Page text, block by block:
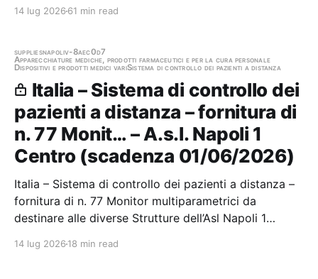
a carico dell’Impresa. Servizio triennale 2026-2029
Territoriale…
14 lug 2026 61 min read
suppliesnapoliv-8aec0d7
Apparecchiature mediche, prodotti farmaceutici e per la cura personale
Dispositivi e prodotti medici variSistema di controllo dei pazienti a distanza
Italia – Sistema di controllo dei
pazienti a distanza – fornitura di
n. 77 Monit… – A.s.l. Napoli 1
Centro (scadenza 01/06/2026)
Italia – Sistema di controllo dei pazienti a distanza –
fornitura di n. 77 Monitor multiparametrici da
destinare alle diverse Strutture dell’Asl Napoli 1
Scadenza 01/06/2026 Gara scaduta, in attesa di
14 lug 2026 18 min read